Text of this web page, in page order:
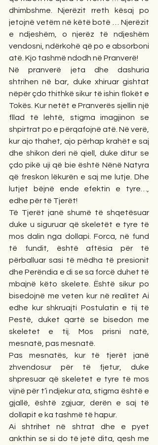
dhimbshme. Njerëzit rreth kësaj po
jetojnë vetëm në këtë botë … Njerëzit
e ndjeshëm, o njerëz të ndjeshëm
vendosni, ndërkohë që po e absorboni
atë. Kjo tashmë ndodh në Pranverë!
Në pranverë jeta dhe dashuria
shtrihen në bar, duke xhiruar gishtat
nëpër çdo thithkë sikur të ishin flokët e
Tokës. Kur netët e Pranverës sjellin një
fllad të lehtë, stigma imagjinon se
shpirtrat po e përqafojnë atë. Në verë,
kur ajo thahet, ajo përhap krahët e saj
dhe shikon deri në qiell, duke ditur se
çdo pikë uji që bie është Nënë Natyra
që freskon lëkurën e saj me lutje. Dhe
lutjet bëjnë ende efektin e tyre…,
edhe për të Tjerët!
Të Tjerët janë shumë të shqetësuar
duke u siguruar që skeletët e tyre të
mos dalin nga dollapi. Forca, në fund
të fundit, është aftësia për të
përballuar sasi të mëdha të presionit
dhe Perëndia e di se sa forcë duhet të
mbajnë këto skelete. Është sikur po
bisedojnë me veten kur në realitet Ai
edhe kur shkruajti Postulatin e tij të
Pestë, duket qartë se bisedon me
skeletet e tij. Mos prisni natë,
mesnatë, pas mesnatë.
Pas mesnatës, kur të tjerët janë
zhvendosur për të fjetur, duke
shpresuar që skeletet e tyre të mos
vijnë për t’i ndjekur ata, stigma është e
gjallë, është zgjuar, derën e saj të
dollapit e ka tashmë të hapur.
Ai shtrihet në shtrat dhe e pyet
ankthin se si do të jetë dita, qesh me